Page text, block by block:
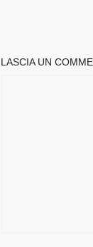
LASCIA UN